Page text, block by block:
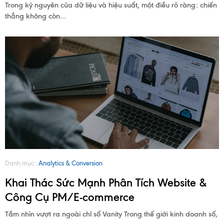
GIỚI
THIỆU
HỆ
Trong kỷ nguyên của dữ liệu và hiệu suất, một điều rõ ràng: chiến
thắng không còn...
Danh mục : Analytics & Conversion
Khai Thác Sức Mạnh Phân Tích Website &
Công Cụ PM/E-commerce
Tầm nhìn vượt ra ngoài chỉ số Vanity Trong thế giới kinh doanh số,